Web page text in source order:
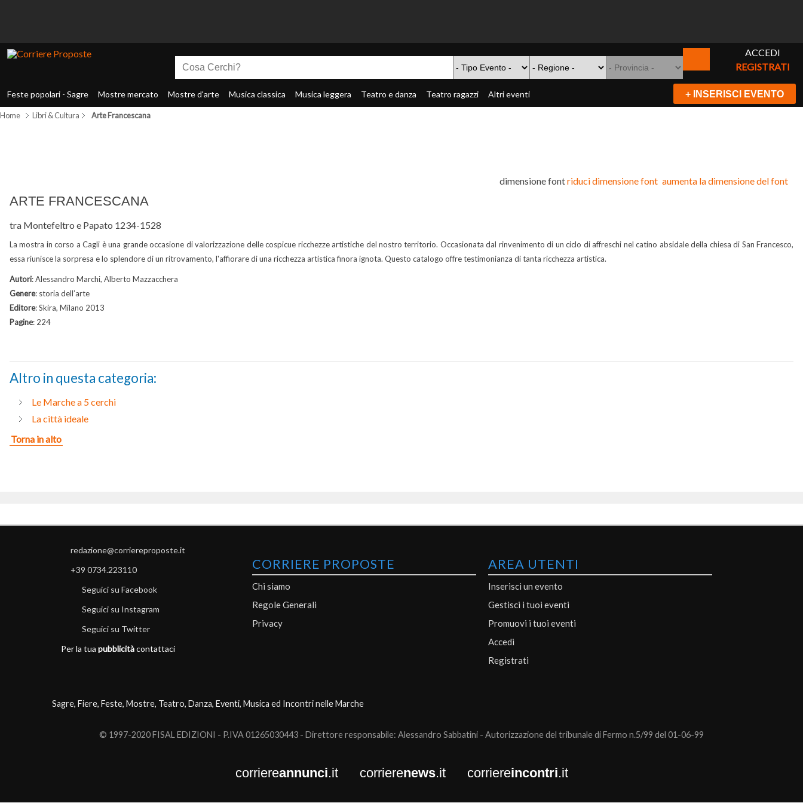
ACCEDI
REGISTRATI
Feste popolari - Sagre Mostre mercato Mostre d'arte Musica classica Musica leggera Teatro e danza Teatro ragazzi Altri eventi + INSERISCI EVENTO
Home Libri & Cultura Arte Francescana
dimensione fontriduci dimensione font aumenta la dimensione del font
ARTE FRANCESCANA
tra Montefeltro e Papato 1234-1528
La mostra in corso a Cagli è una grande occasione di valorizzazione delle cospicue ricchezze artistiche del nostro territorio. Occasionata dal rinvenimento di un ciclo di affreschi nel catino absidale della chiesa di San Francesco,
essa riunisce la sorpresa e lo splendore di un ritrovamento, l'affiorare di una ricchezza artistica finora ignota. Questo catalogo offre testimonianza di tanta ricchezza artistica.
Autori: Alessandro Marchi, Alberto Mazzacchera
Genere: storia dell’arte
Editore: Skira, Milano 2013
Pagine: 224
Altro in questa categoria:
Le Marche a 5 cerchi
La città ideale
Torna in alto
redazione@corriereproposte.it
+39 0734.223110
Seguici su Facebook
Seguici su Instagram
Seguici su Twitter
Per la tua pubblicitàcontattaci
CORRIERE PROPOSTE
Chi siamo
Regole Generali
Privacy
AREA UTENTI
Inserisci un evento
Gestisci i tuoi eventi
Promuovi i tuoi eventi
Accedi
Registrati
Sagre, Fiere, Feste, Mostre, Teatro, Danza, Eventi, Musica ed Incontri nelle Marche
© 1997-2020 FISAL EDIZIONI - P.IVA 01265030443 - Direttore responsabile: Alessandro Sabbatini - Autorizzazione del tribunale di Fermo n.5/99 del 01-06-99
corriereannunci.it corrierenews.it corriereincontri.it